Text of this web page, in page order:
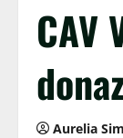
CAV
Aurelia